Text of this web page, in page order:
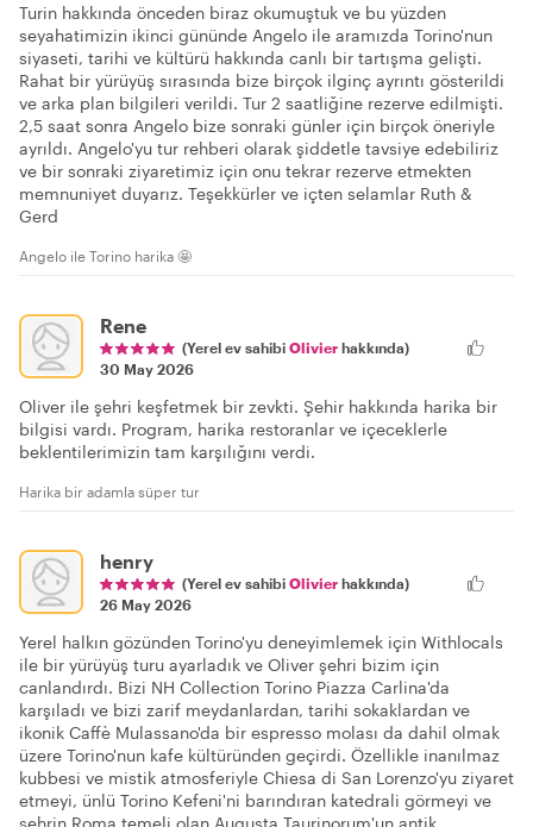
Turin hakkında önceden biraz okumuştuk ve bu yüzden
seyahatimizin ikinci gününde Angelo ile aramızda Torino'nun
siyaseti, tarihi ve kültürü hakkında canlı bir tartışma gelişti.
Rahat bir yürüyüş sırasında bize birçok ilginç ayrıntı gösterildi
ve arka plan bilgileri verildi. Tur 2 saatliğine rezerve edilmişti.
2,5 saat sonra Angelo bize sonraki günler için birçok öneriyle
ayrıldı. Angelo'yu tur rehberi olarak şiddetle tavsiye edebiliriz
ve bir sonraki ziyaretimiz için onu tekrar rezerve etmekten
memnuniyet duyarız. Teşekkürler ve içten selamlar Ruth &
Gerd
Angelo ile Torino harika 🤩
Rene
(Yerel ev sahibi Olivier hakkında)
30 May 2026
Oliver ile şehri keşfetmek bir zevkti. Şehir hakkında harika bir
bilgisi vardı. Program, harika restoranlar ve içeceklerle
beklentilerimizin tam karşılığını verdi.
Harika bir adamla süper tur
henry
(Yerel ev sahibi Olivier hakkında)
26 May 2026
Yerel halkın gözünden Torino'yu deneyimlemek için Withlocals
ile bir yürüyüş turu ayarladık ve Oliver şehri bizim için
canlandırdı. Bizi NH Collection Torino Piazza Carlina'da
karşıladı ve bizi zarif meydanlardan, tarihi sokaklardan ve
ikonik Caffè Mulassano'da bir espresso molası da dahil olmak
üzere Torino'nun kafe kültüründen geçirdi. Özellikle inanılmaz
kubbesi ve mistik atmosferiyle Chiesa di San Lorenzo'yu ziyaret
etmeyi, ünlü Torino Kefeni'ni barındıran katedrali görmeyi ve
şehrin Roma temeli olan Augusta Taurinorum'un antik